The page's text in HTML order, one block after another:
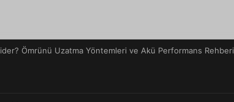
Ömrünü Uzatma Yöntemleri ve Akü Performans Rehberi